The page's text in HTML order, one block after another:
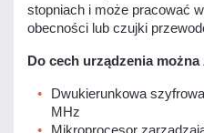
stopniach i może pracować
obecności lub czujki
Do cech urządzenia można
Dwukierunkowa
MHz
Mikroprocesor